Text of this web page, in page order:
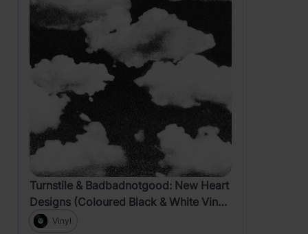
Turnstile & Badbadnotgood: New Heart
Designs (Coloured Black & White Vinyl,
RSD 2023)
Vinyl